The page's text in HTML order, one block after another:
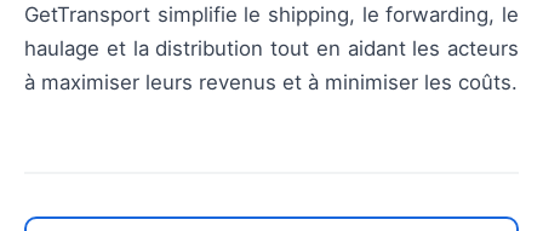
GetTransport simplifie le shipping, le forwarding, le
haulage et la distribution tout en aidant les acteurs
à maximiser leurs revenus et à minimiser les coûts.